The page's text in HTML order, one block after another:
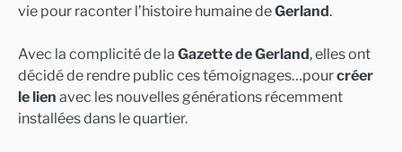
vie pour raconter l’histoire humaine deGerland.
Avec la complicité de la Gazette de Gerland, elles ont
décidé de rendre public ces témoignages…pourcréer
le lien avec les nouvelles générations récemment
installées dans le quartier.